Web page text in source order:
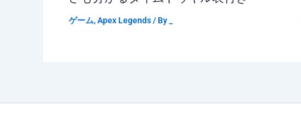
ゲーム,Apex Legends/ By